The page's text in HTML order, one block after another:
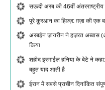
सऊदी अरब की 46वीं
पूरे क़ुरआन का हिफ़्ज़: ग़ज़ा की एक
अरबईन ज़ायरीन ने हज़रत अब्बास
किया
शहीद इस्माईल हनिया के बेटे ने
बहुत याद आती है
ईरान में सबसे प्राचीन दिनांकित